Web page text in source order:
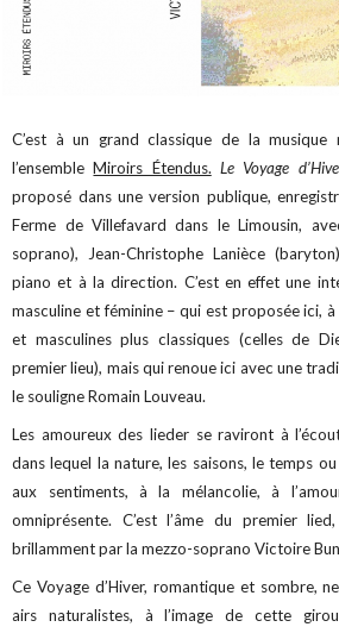
C’est à un grand classique de la musique
l’ensembleMiroirs Étendus. Le Voyage
proposé dans une version publique,
Ferme de Villefavard dans le Limousin,
soprano), Jean-Christophe Lanièce
piano et à la direction. C’est en effet une
masculine et féminine – qui est proposée ici,
et masculines plus classiques (celles de
premier lieu), mais qui renoue ici avec une
le souligne Romain Louveau.
Les amoureux des lieder se raviront à
dans lequel la nature, les saisons, le temps
aux sentiments, à la mélancolie, à
omniprésente. C’est l’âme du premier
brillamment par la mezzo-soprano Victoire
Ce Voyage d’Hiver, romantique et sombre,
airs naturalistes, à l’image de cette